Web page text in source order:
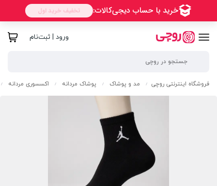
ورود | ثبت‌نام
فروشگاه اینترنتی روچی / مد و پوشاک / پوشاک مردانه / اکسسوری مردانه /